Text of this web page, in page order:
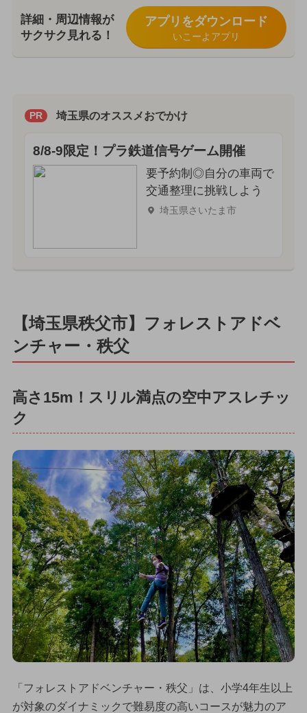
詳細・周辺情報が
サクサク見れる！
アプリをダウンロード
いこーよアプリ
PR 埼玉県のオススメおでかけ
8/8-9限定！プラ鉄道信号ゲーム開催
要予約制◎自分の車両で
交通整理に挑戦しよう
埼玉県さいたま市
【埼玉県秩父市】フォレストアドベ
ンチャー・秩父
高さ15m！スリル満点の空中アスレチッ
ク
「フォレストアドベンチャー・秩父」は、小学4年生以上
が対象のダイナミックで難易度の高いコースが魅力のア